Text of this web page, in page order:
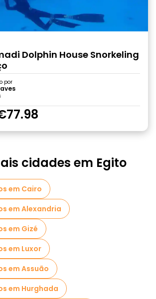
Dolphin House Snorkeling
por
cidades em Egito
em Cairo
em Alexandria
em Gizé
em Luxor
em Assuão
em Hurghada